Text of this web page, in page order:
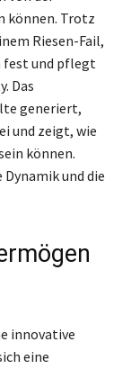
können. Trotz
Riesen-Fail,
fest und pflegt
Das
generiert,
und zeigt, wie
können.
und die
innovative
eine